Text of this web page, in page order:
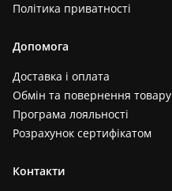
Політика приватності
Допомога
Доставка і оплата
Обмін та повернення товару
Програма лояльності
Розрахунок сертифікатом
Контакти